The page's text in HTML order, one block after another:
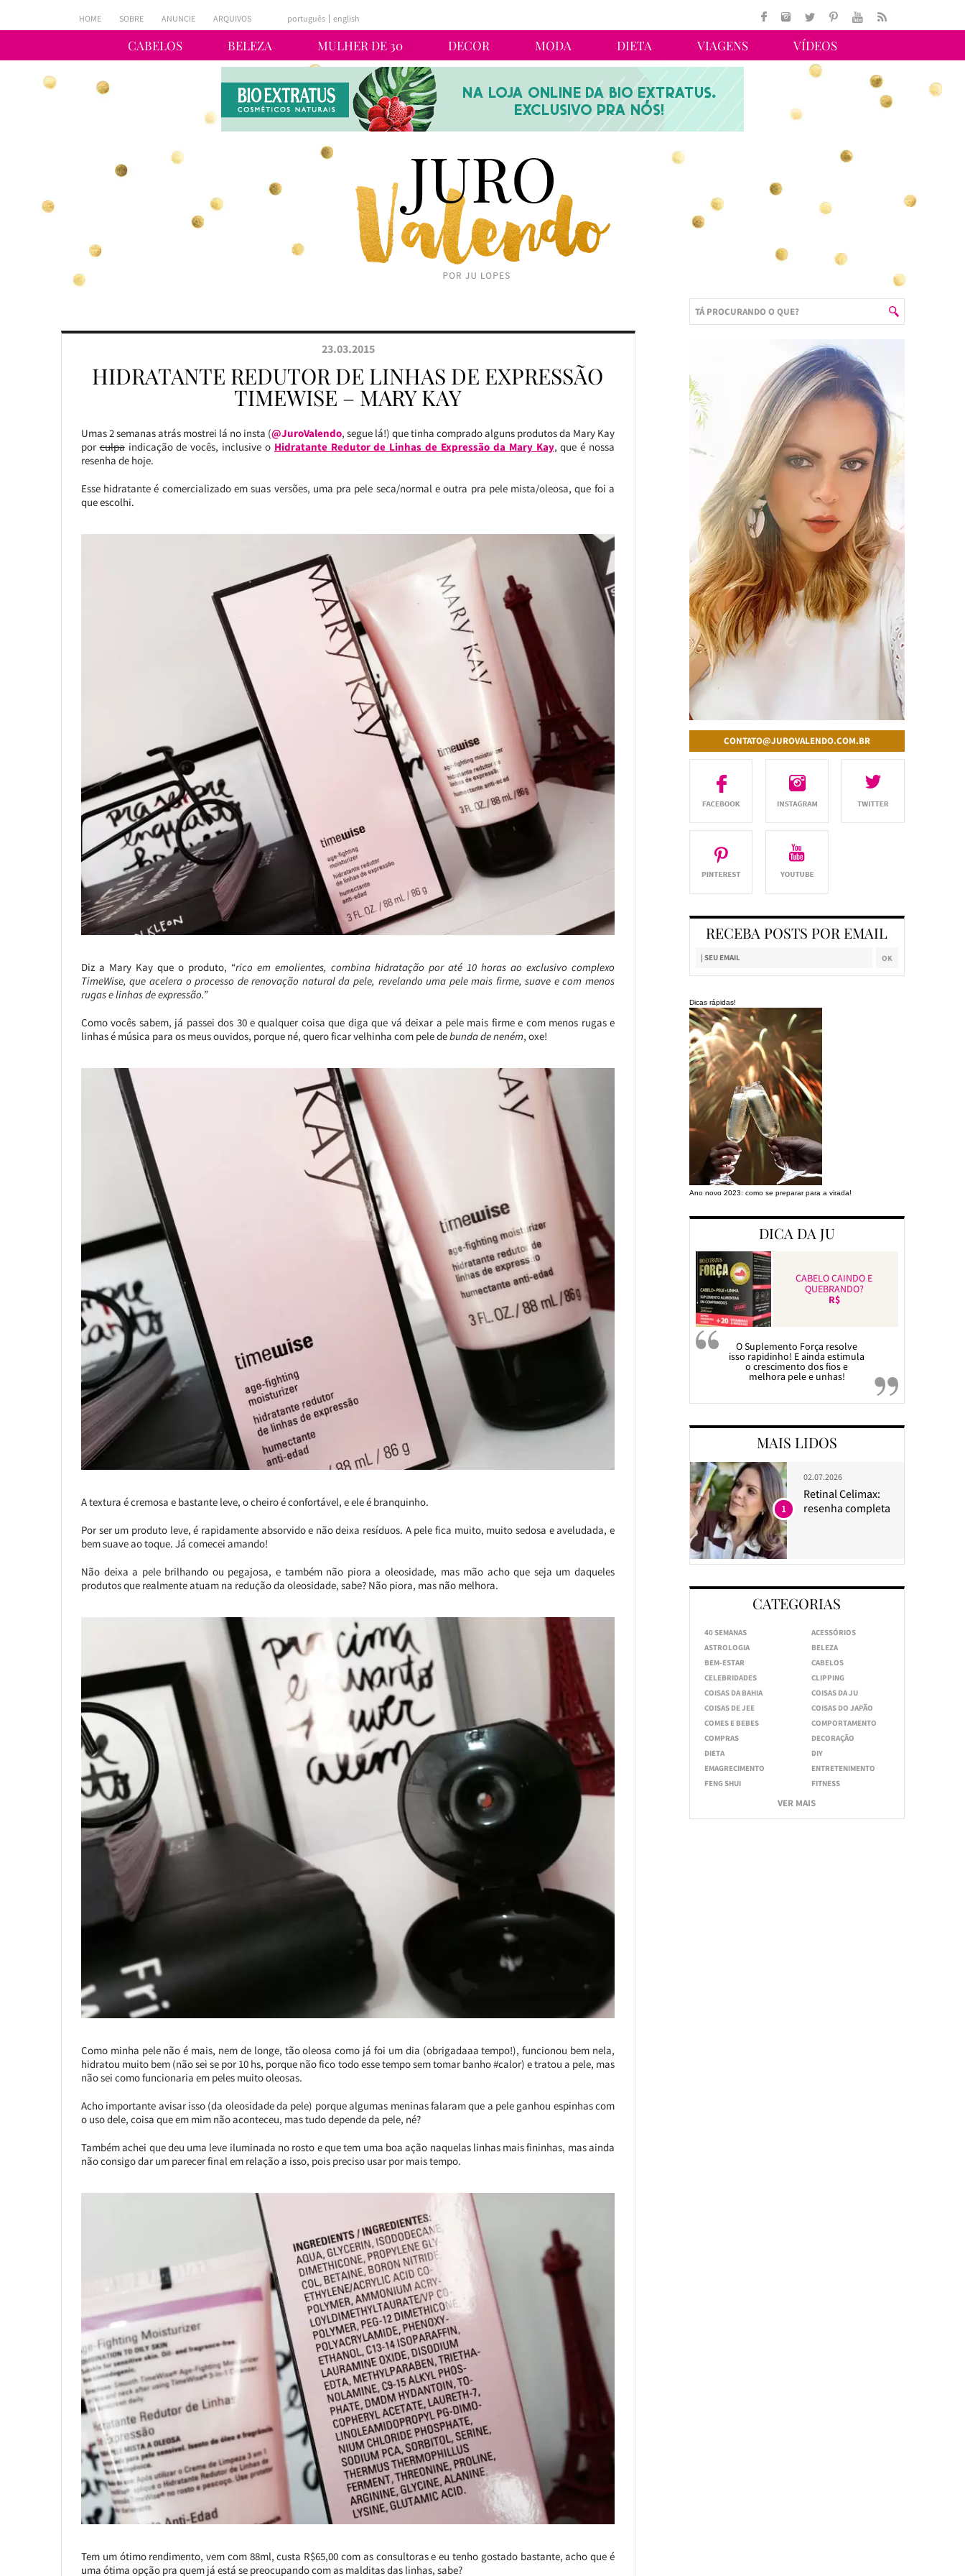
CABELOS BELEZA MULHER DE 30 DECOR MODA DIETA VIAGENS VÍDEOS
HOME SOBRE ANUNCIE ARQUIVOS português english
23.03.2015
HIDRATANTE REDUTOR DE LINHAS DE EXPRESSÃO
TIMEWISE – MARY KAY
Umas 2 semanas atrás mostrei lá no insta (@JuroValendo, segue lá!) que tinha comprado alguns produtos da Mary Kay
porculpaindicação de vocês, inclusive o Hidratante Redutor de Linhas de Expressão da Mary Kay, que é nossa
resenha de hoje.
Esse hidratante é comercializado em suas versões, uma pra pele seca/normal e outra pra pele mista/oleosa, que foi a
que escolhi.
Diz a Mary Kay que o produto, “rico em emolientes, combina hidratação por até 10 horas ao exclusivo complexo
TimeWise, que acelera o processo de renovação natural da pele, revelando uma pele mais firme, suave e com menos
rugas e linhas de expressão.”
Como vocês sabem, já passei dos 30 e qualquer coisa que diga que vá deixar a pele mais firme e com menos rugas e
linhas é música para os meus ouvidos, porque né, quero ficar velhinha com pele debunda de neném, oxe!
A textura é cremosa e bastante leve, o cheiro é confortável, e ele é branquinho.
Por ser um produto leve, é rapidamente absorvido e não deixa resíduos. A pele fica muito, muito sedosa e aveludada, e
bem suave ao toque. Já comecei amando!
Não deixa a pele brilhando ou pegajosa, e também não piora a oleosidade, mas mão acho que seja um daqueles
produtos que realmente atuam na redução da oleosidade, sabe? Não piora, mas não melhora.
Como minha pele não é mais, nem de longe, tão oleosa como já foi um dia (obrigadaaa tempo!), funcionou bem nela,
hidratou muito bem (não sei se por 10 hs, porque não fico todo esse tempo sem tomar banho #calor) e tratou a pele, mas
não sei como funcionaria em peles muito oleosas.
Acho importante avisar isso (da oleosidade da pele) porque algumas meninas falaram que a pele ganhou espinhas com
o uso dele, coisa que em mim não aconteceu, mas tudo depende da pele, né?
Também achei que deu uma leve iluminada no rosto e que tem uma boa ação naquelas linhas mais fininhas, mas ainda
não consigo dar um parecer final em relação a isso, pois preciso usar por mais tempo.
Tem um ótimo rendimento, vem com 88ml, custa R$65,00 com as consultoras e eu tenho gostado bastante, acho que é
uma ótima opção pra quem já está se preocupando com as malditas das linhas, sabe?
CONTATO@JUROVALENDO.COM.BR
RECEBA POSTS POR EMAIL
Dicas rápidas!
Ano novo 2023: como se preparar para a virada!
DICA DA JU
CABELO CAINDO E
QUEBRANDO?
R$
O Suplemento Força resolve
isso rapidinho! E ainda estimula
o crescimento dos fios e
melhora pele e unhas!
MAIS LIDOS
02.07.2026
Retinal Celimax:
resenha completa
1
CATEGORIAS
40 SEMANAS
ACESSÓRIOS
ASTROLOGIA
BELEZA
BEM-ESTAR
CABELOS
CELEBRIDADES
CLIPPING
COISAS DA BAHIA
COISAS DA JU
COISAS DE JEE
COISAS DO JAPÃO
COMES E BEBES
COMPORTAMENTO
COMPRAS
DECORAÇÃO
DIETA
DIY
EMAGRECIMENTO
ENTRETENIMENTO
FENG SHUI
FITNESS
VER MAIS